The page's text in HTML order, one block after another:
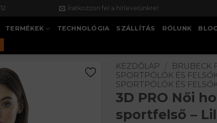
Íratkozzon fel a hírlevelünkre!
TERMÉKEK TECHNOLÓGIA SZÁLLÍTÁS RÓLUNK
KEZDŐLAP BRUBECK
SPORTPÓLÓK ÉS
SPORTPÓLÓK ÉS
3D PRO Női
sportfelső –